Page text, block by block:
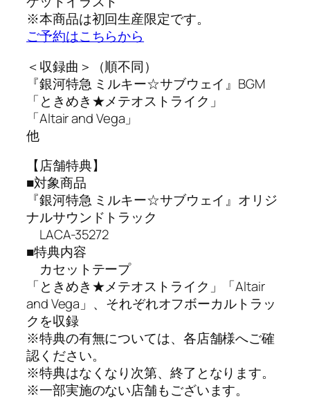
※本商品は初回生産限定です。
ご予約はこちらから
＜収録曲＞（順不同）
『銀河特急 ミルキー☆サブウェイ』BGM
「ときめき★メテオストライク」
「Altair and Vega」
他
【店舗特典】
■対象商品
『銀河特急 ミルキー☆サブウェイ』オリジ
ナルサウンドトラック
LACA-35272
■特典内容
カセットテープ
「ときめき★メテオストライク」「Altair
and Vega」、それぞれオフボーカルトラッ
クを収録
※特典の有無については、各店舗様へご確
認ください。
※特典はなくなり次第、終了となります。
※一部実施のない店舗もございます。